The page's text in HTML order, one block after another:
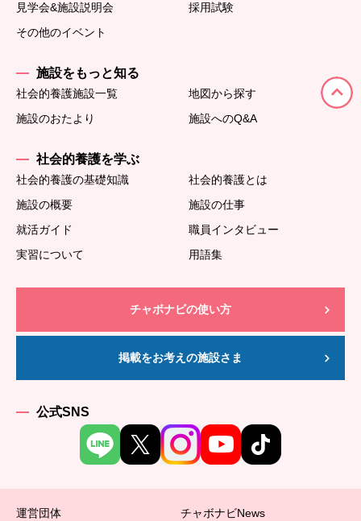
見学会&施設説明会
採用試験
その他のイベント
施設をもっと知る
社会的養護施設一覧
地図から探す
施設のおたより
施設へのQ&A
社会的養護を学ぶ
社会的養護の基礎知識
社会的養護とは
施設の概要
施設の仕事
就活ガイド
職員インタビュー
実習について
用語集
チャボナビの使い方
掲載をお考えの施設さま
公式SNS
運営団体
チャボナビNews